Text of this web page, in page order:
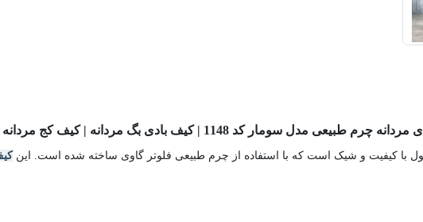
مدل سومار کد 1148 | کیف بادی بگ مردانه | کیف کج مردانه عسلی